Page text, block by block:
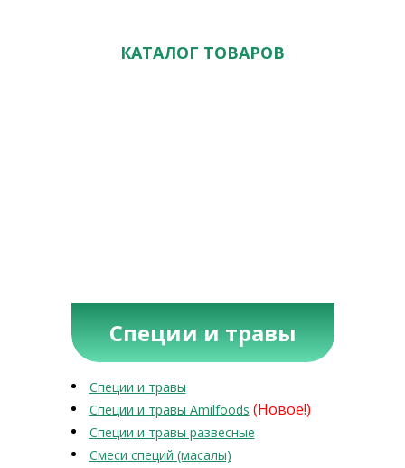
КАТАЛОГ ТОВАРОВ
Специи и травы
Специи и травы
Специи и травы Amilfoods (Новое!)
Специи и травы развесные
Смеси специй (масалы)